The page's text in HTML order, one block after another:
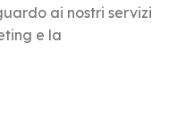
ai nostri servizi
e la